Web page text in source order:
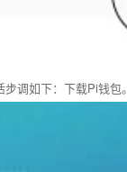
调如下：下载Pi钱包。